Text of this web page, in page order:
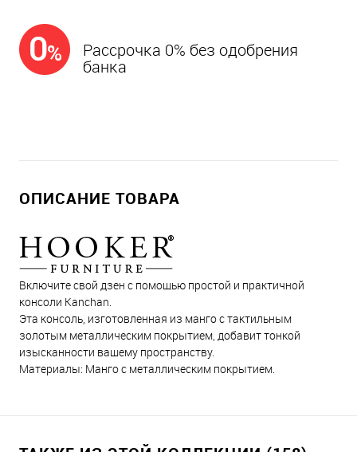
Рассрочка 0% без одобрения
банка
ОПИСАНИЕ ТОВАРА
Включите свой дзен с помощью простой и практичной
консоли Kanchan.
Эта консоль, изготовленная из манго с тактильным
золотым металлическим покрытием, добавит тонкой
изысканности вашему пространству.
Материалы: Манго с металлическим покрытием.